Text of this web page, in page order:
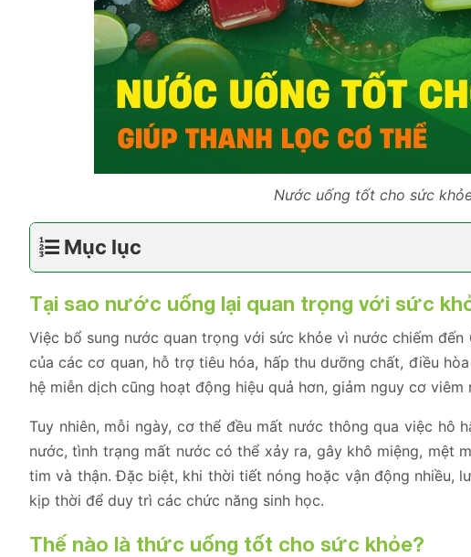
Nước uống tốt cho sức
Mục lục
Tại sao nước uống lại quan trọng với sức
Việc bổ sung nước quan trọng với sức khỏe vì nước chiếm
của các cơ quan, hỗ trợ tiêu hóa, hấp thu dưỡng chất, điều
hệ miễn dịch cũng hoạt động hiệu quả hơn, giảm nguy cơ
Tuy nhiên, mỗi ngày, cơ thể đều mất nước thông qua việc hô
nước, tình trạng mất nước có thể xảy ra, gây khô miệng, mệt
tim và thận. Đặc biệt, khi thời tiết nóng hoặc vận động nhiều,
kịp thời để duy trì các chức năng sinh học.
Thế nào là thức uống tốt cho sức khỏe?